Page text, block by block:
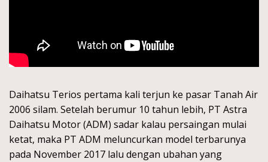
Daihatsu Terios pertama kali terjun ke pasar Tanah Air
2006 silam. Setelah berumur 10 tahun lebih, PT Astra
Daihatsu Motor (ADM) sadar kalau persaingan mulai
ketat, maka PT ADM meluncurkan model terbarunya
pada November 2017 lalu dengan ubahan yang